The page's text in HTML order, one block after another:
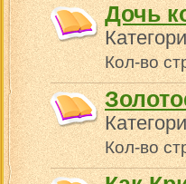
Дочь
Кол-во
Кол-во